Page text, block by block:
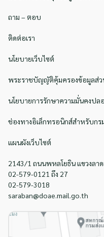
ถาม – ตอบ
ติดต่อเรา
นโยบายเว็บไซต์
พระราชบัญญัติคุ้มครองข้อมูลส่ว
นโยบายการรักษาความมั่นคงปล
ช่องทางอิเล็กทรอนิกส์สำหรับกร
แผนผังเว็บไซต์
2143/1 ถนนพหลโยธิน แขวงลา
02-579-0121 ถึง 27
02-579-3018
saraban@doae.mail.go.th